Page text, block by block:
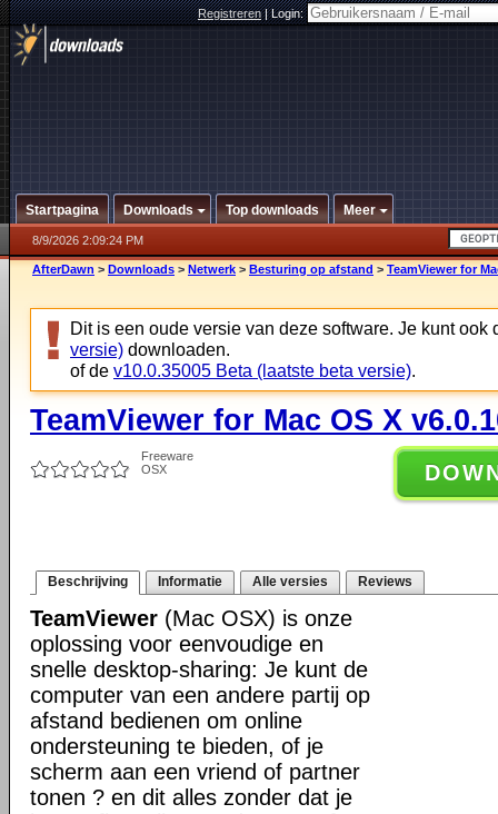
Registreren|Login:
Startpagina Downloads Top downloads Meer
8/9/2026 2:09:24 PM
AfterDawn > Downloads > Netwerk > Besturing op afstand > TeamViewer for
Dit is een oude versie van deze software. Je kunt ook
versie) downloaden.
of de v10.0.35005 Beta (laatste beta versie).
TeamViewer for Mac OS X
Freeware
OSX
Beschrijving Informatie Alle versies Reviews
TeamViewer (Mac OSX) is onze
oplossing voor eenvoudige en
snelle desktop-sharing: Je kunt de
computer van een andere partij op
afstand bedienen om online
ondersteuning te bieden, of je
scherm aan een vriend of partner
tonen ? en dit alles zonder dat je